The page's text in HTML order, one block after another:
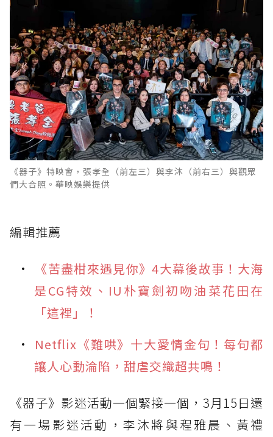
《器子》特映會，張孝全（前左三）與李沐（前右三）與觀眾
們大合照。華映娛樂提供
編輯推薦
《苦盡柑來遇見你》4大幕後故事！大海
是CG特效、IU朴寶劍初吻油菜花田在
「這裡」！
Netflix《難哄》十大愛情金句！每句都
讓人心動淪陷，甜虐交織超共鳴！
《器子》影迷活動一個緊接一個，3月15日還
有一場影迷活動，李沐將與程雅晨、黃禮